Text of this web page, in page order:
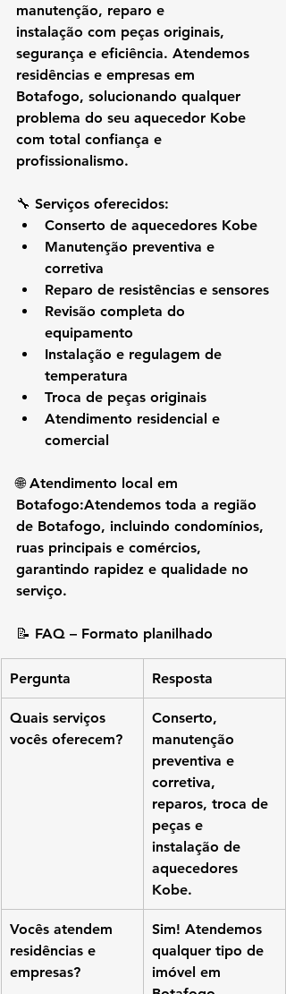
manutenção, reparo e
instalação com peças originais,
segurança e eficiência. Atendemos
residências e empresas em
Botafogo, solucionando qualquer
problema do seu aquecedor Kobe
com total confiança e
profissionalismo.
🔧 Serviços oferecidos:
Conserto de aquecedores Kobe
Manutenção preventiva e
corretiva
Reparo de resistências e sensores
Revisão completa do
equipamento
Instalação e regulagem de
temperatura
Troca de peças originais
Atendimento residencial e
comercial
🌐 Atendimento local em
Botafogo:Atendemos toda a região
de Botafogo, incluindo condomínios,
ruas principais e comércios,
garantindo rapidez e qualidade no
serviço.
📝 FAQ – Formato planilhado
Pergunta Resposta
Quais serviços
vocês oferecem?
Conserto,
manutenção
preventiva e
corretiva,
reparos, troca de
peças e
instalação de
aquecedores
Kobe.
Vocês atendem
residências e
empresas?
Sim! Atendemos
qualquer tipo de
imóvel em